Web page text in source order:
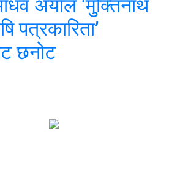
अर्याल ‘मुक्तिनाथ
पत्रकारिता’
छनोट